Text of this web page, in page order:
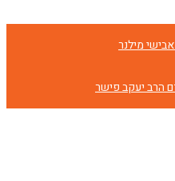
מילנר
הרב יעקב פישר